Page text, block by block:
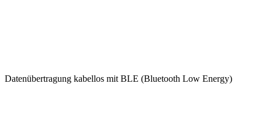
Datenübertragung kabellos mit BLE (Bluetooth Low Energy)